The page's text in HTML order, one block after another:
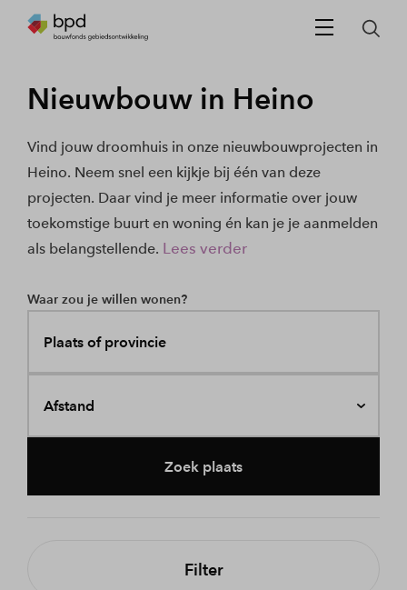
Nieuwbouw in Heino
Vind jouw droomhuis in onze nieuwbouwprojecten in
Heino. Neem snel een kijkje bij één van deze
projecten. Daar vind je meer informatie over jouw
toekomstige buurt en woning én kan je je aanmelden
als belangstellende. Lees verder
Waar zou je willen wonen?
Plaats of provincie
Afstand
Zoek plaats
Filter